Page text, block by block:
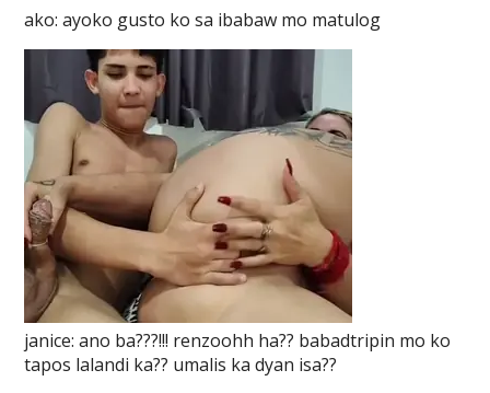
ako: ayoko gusto ko sa ibabaw mo matulog
janice: ano ba???!!! renzoohh ha?? babadtripin mo ko
tapos lalandi ka?? umalis ka dyan isa??